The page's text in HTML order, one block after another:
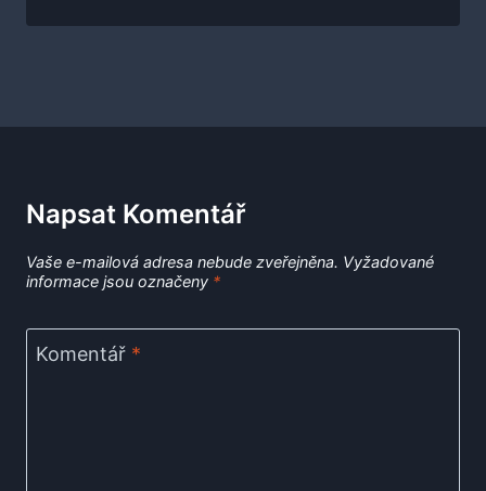
Napsat Komentář
Vaše e-mailová adresa nebude zveřejněna. Vyžadované
informace jsou označeny *
Komentář *